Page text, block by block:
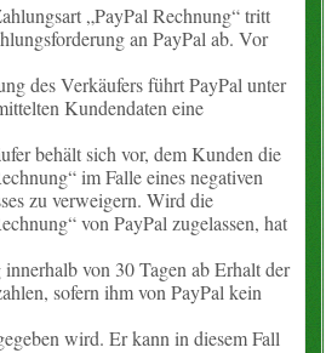
„PayPal Rechnung“ tritt
an PayPal ab. Vor
des Verkäufers führt PayPal unter
Kundendaten eine
behält sich vor, dem Kunden die
im Falle eines negativen
zu verweigern. Wird die
von PayPal zugelassen, hat
von 30 Tagen ab Erhalt der
sofern ihm von PayPal kein
wird. Er kann in diesem Fall